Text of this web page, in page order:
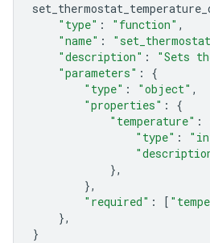
"type" : "function" ,
"name" :
"description" :
"Sets
"parameters" :
{
"type" : "object" ,
"properties" :
{
"temperature" :
"type" :
},
},
"required" : [
},
}